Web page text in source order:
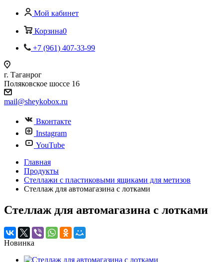
Мой кабинет
Корзина0
+7 (961) 407-33-99
г. Таганрог
Поляковское шоссе 16
mail@sheykobox.ru
Вконтакте
Instagram
YouTube
Главная
Продукты
Стеллажи с пластиковыми ящиками для метизов
Стеллаж для автомагазина с лотками
Стеллаж для автомагазина с лотками
Новинка